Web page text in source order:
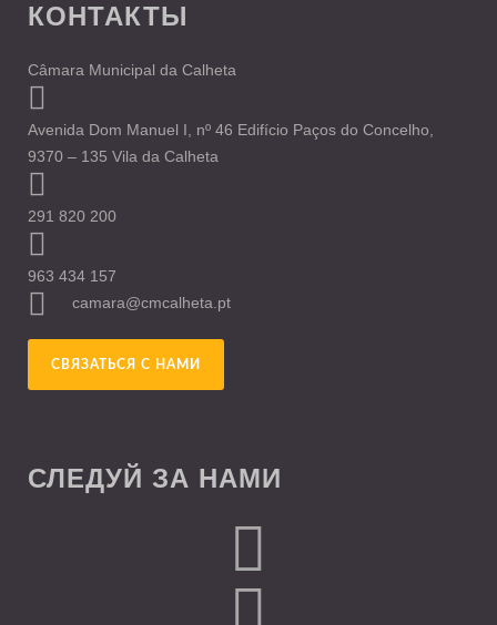
КОНТАКТЫ
Câmara Municipal da Calheta
Avenida Dom Manuel I, nº 46 Edifício Paços do Concelho,
9370 – 135 Vila da Calheta
291 820 200
963 434 157
camara@cmcalheta.pt
СВЯЗАТЬСЯ С НАМИ
СЛЕДУЙ ЗА НАМИ